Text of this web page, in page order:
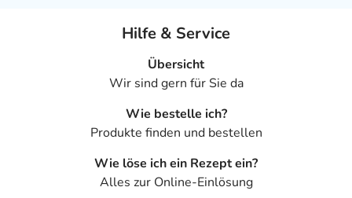
Hilfe & Service
Übersicht
Wir sind gern für Sie da
Wie bestelle ich?
Produkte finden und bestellen
Wie löse ich ein Rezept ein?
Alles zur Online-Einlösung